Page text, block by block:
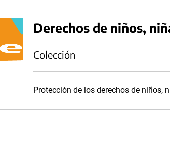
Derechos de niños,
Colección
Protección de los derechos de niños,